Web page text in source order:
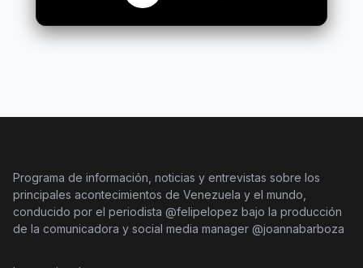
Programa de información, noticias y entrevistas sobre los
principales acontecimientos de Venezuela y el mundo,
conducido por el periodista @felipelopez bajo la producción
de la comunicadora y social media manager @joannabarboza